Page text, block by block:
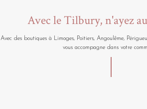
Avec le Tilbury, n'ayez
Avec des boutiques à Limoges, Poitiers, Angoulême,
vous accompagne dans votre